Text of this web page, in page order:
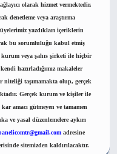
olarak hizmet vermektedir.
denetleme veya araştırma
yazdıkları içeriklerin
bu sorumluluğu kabul etmiş
veya şahıs şirketi ile hiçbir
hazırladığımız makaleler
niteliği taşımamakta olup, gerçek
Gerçek kurum ve kişiler ile
amacı gütmeyen ve tamamen
ve yasal düzenlemelere aykırı
adresine
sitemizden kaldırılacaktır.